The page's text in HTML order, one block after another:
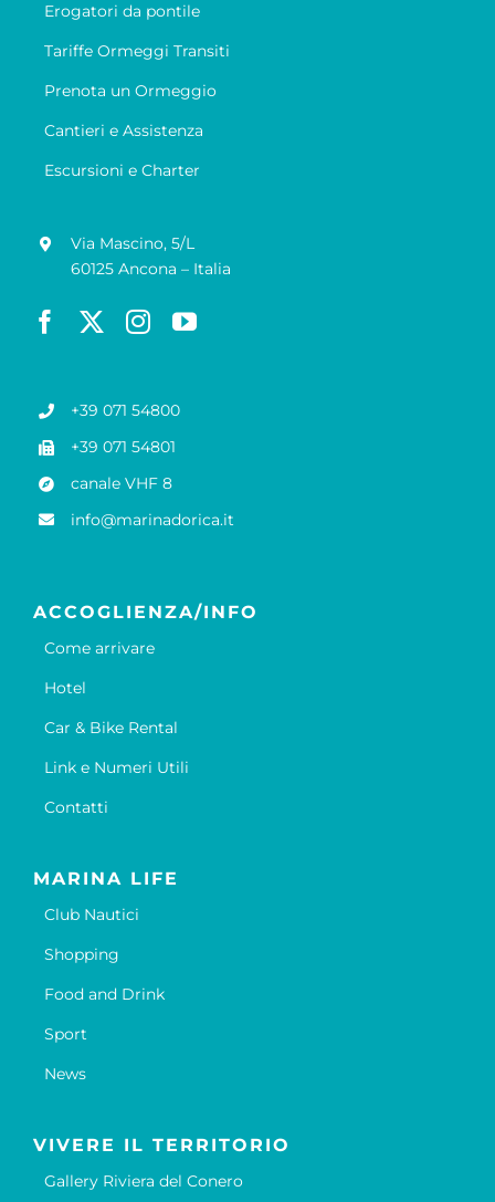
Erogatori da pontile
Tariffe Ormeggi Transiti
Prenota un Ormeggio
Cantieri e Assistenza
Escursioni e Charter
Via Mascino, 5/L
60125 Ancona – Italia
+39 071 54800
+39 071 54801
canale VHF 8
info@marinadorica.it
ACCOGLIENZA/INFO
Come arrivare
Hotel
Car & Bike Rental
Link e Numeri Utili
Contatti
MARINA LIFE
Club Nautici
Shopping
Food and Drink
Sport
News
VIVERE IL TERRITORIO
Gallery Riviera del Conero